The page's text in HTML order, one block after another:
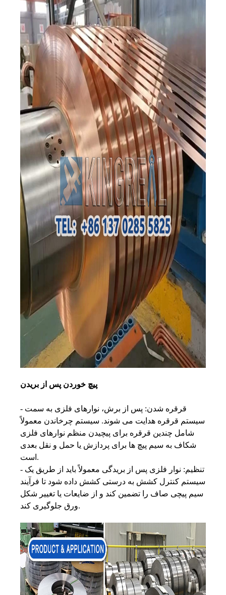
پیچ خوردن پس از بریدن
- قرقره شدن: پس از برش، نوارهای فلزی به سمت
سیستم قرقره هدایت می شوند. سیستم چرخاندن معمولاً
شامل چندین قرقره برای پیچیدن منظم نوارهای فلزی
شکاف به سیم پیچ ها برای پردازش یا حمل و نقل بعدی
است.
- تنظیم: نوار فلزی پس از بریدگی معمولاً باید از طریق یک
سیستم کنترل کشش به درستی کشش داده شود تا فرآیند
سیم پیچی صاف را تضمین کند و از ضایعات یا تغییر شکل
ورق جلوگیری کند.